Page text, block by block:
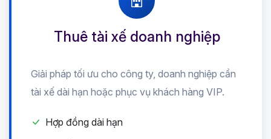
Thuê tài xế doanh nghiệp
Giải pháp tối ưu cho công ty, doanh nghiệp cần
tài xế dài hạn hoặc phục vụ khách hàng VIP.
Hợp đồng dài hạn